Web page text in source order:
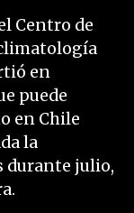
Centro de
en
puede
en Chile
la
durante julio,